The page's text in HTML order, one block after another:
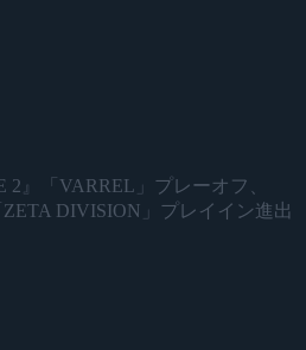
2』「VARREL」プレーオフ、
ZETA DIVISION」プレイイン進出